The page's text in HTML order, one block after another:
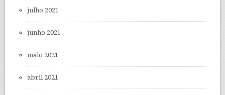
julho 2021
junho 2021
maio 2021
abril 2021